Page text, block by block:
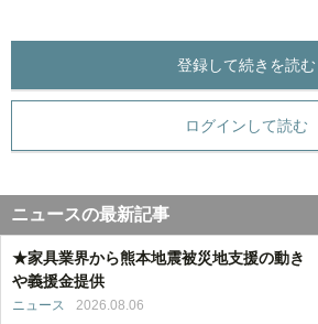
登録して続きを読む
ログインして読む
ニュースの最新記事
★家具業界から熊本地震被災地支援の動き
や義援金提供
ニュース 2026.08.06